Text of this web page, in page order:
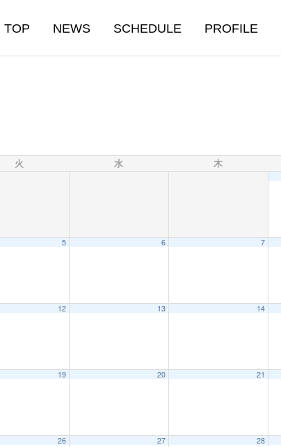
TOP NEWS SCHEDULE PROFILE
火 水 木
5 6 7
12 13 14
19 20 21
26 27 28